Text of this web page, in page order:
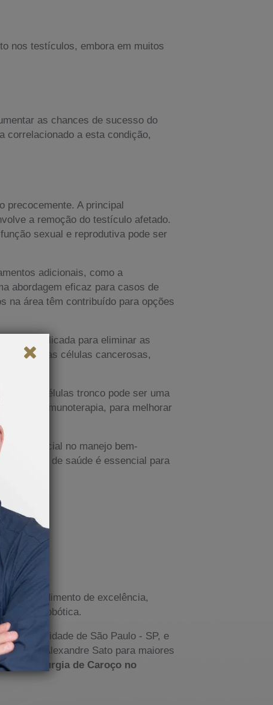
nos testículos, embora em muitos
as chances de sucesso do
correlacionado a esta condição,
precocemente. A principal
a remoção do testículo afetado.
sexual e reprodutiva pode ser
adicionais, como a
abordagem eficaz para casos de
na área têm contribuído para opções
sendo aplicada para eliminar as
destruir as células cancerosas,
com células tronco pode ser uma
imunoterapia, para melhorar
crucial no manejo bem-
de saúde é essencial para
atendimento de excelência,
cirurgia robótica.
na cidade de São Paulo - SP, e
o Dr. Alexandre Sato para maiores
da
Cirurgia de Caroço no